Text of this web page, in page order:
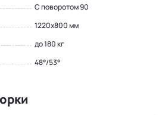
С поворотом 90
1220х800 мм
до 180 кг
48°/53°